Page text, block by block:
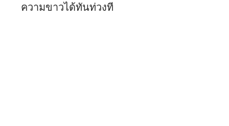
ความขาวได้ทันท่วงที